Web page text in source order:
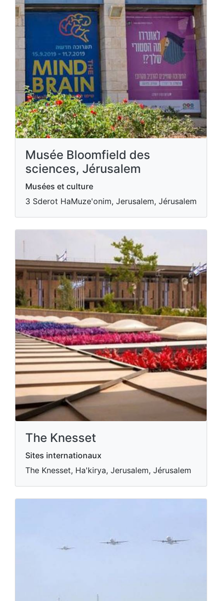
Musée Bloomfield des
sciences, Jérusalem
Musées et culture
3 Sderot HaMuze'onim, Jerusalem, Jérusalem
The Knesset
Sites internationaux
The Knesset, Ha'kirya, Jerusalem, Jérusalem